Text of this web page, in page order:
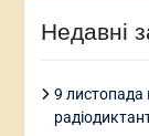
Недавні
9 листопада